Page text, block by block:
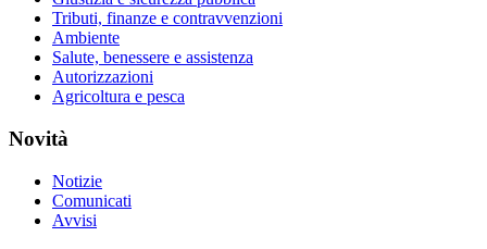
Tributi, finanze e contravvenzioni
Ambiente
Salute, benessere e assistenza
Autorizzazioni
Agricoltura e pesca
Novità
Notizie
Comunicati
Avvisi